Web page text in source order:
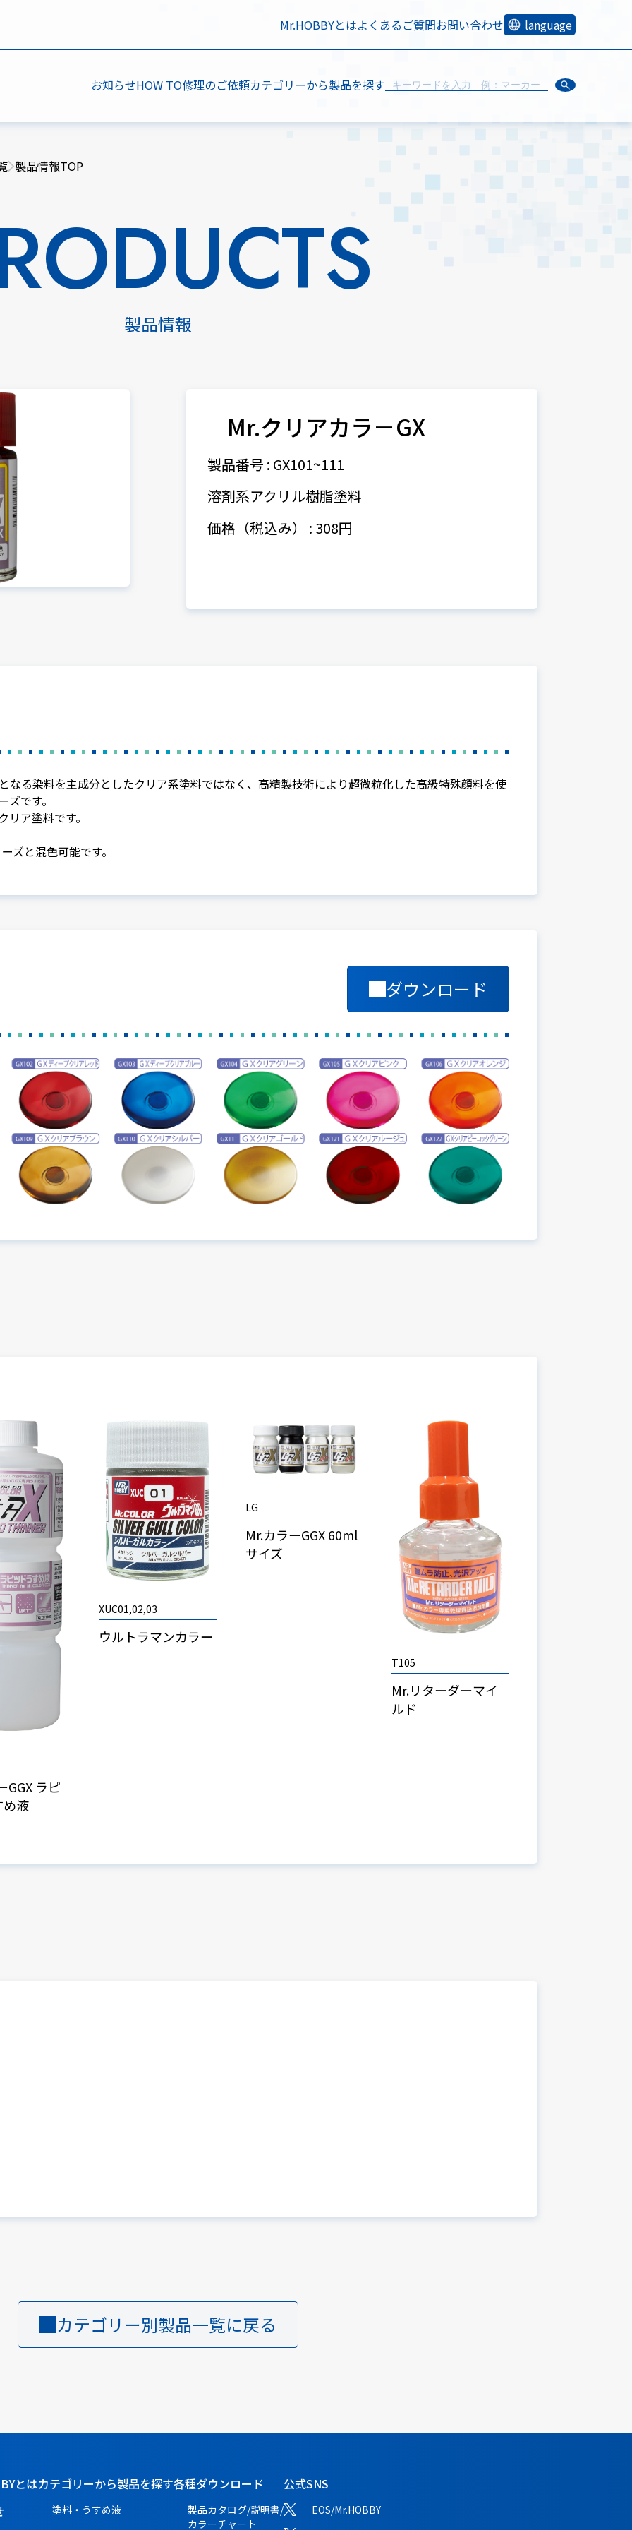
Mr.HOBBYとはよくあるご質問お問い合わせ language
お知らせHOW TO修理のご依頼カテゴリーから製品を探す
製品情報TOP
製品情報
Mr.クリアカラ－GX
製品番号 : GX101~111
溶剤系アクリル樹脂塗料
価格（税込み） : 308円
なる染料を主成分としたクリア系塗料ではなく、高精製技術により超微粒化した高級特殊顔料を使
です。
ア塗料です。
ズと混色可能です。
ダウンロード
GGX ラピ
め液
XUC01,02,03
ウルトラマンカラー
LG
Mr.カラーGGX 60ml
サイズ
T105
Mr.リターダーマイ
ルド
カテゴリー別製品一覧に戻る
とはカテゴリーから製品を探す
塗料・うすめ液
各種ダウンロード
製品カタログ/説明書/
カラーチャート
公式SNS
EOS/Mr.HOBBY